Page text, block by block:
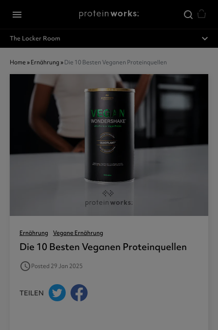
menu
The Locker Room expand_less
Home»Ernährung »Die 10 Besten Veganen Proteinquellen
Ernährung Vegane Ernährung
Die 10 Besten Veganen Proteinquellen
access_timePosted 29 Jan 2025
TEILEN